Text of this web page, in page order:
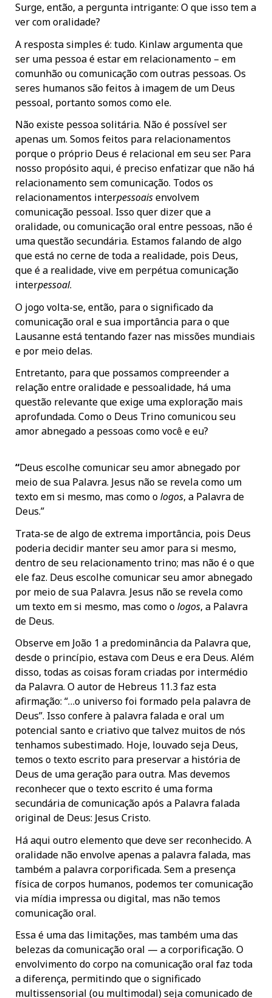
Surge, então, a pergunta intrigante: O que isso tem a
ver com oralidade?
A resposta simples é: tudo. Kinlaw argumenta que
ser uma pessoa é estar em relacionamento – em
comunhão ou comunicação com outras pessoas. Os
seres humanos são feitos à imagem de um Deus
pessoal, portanto somos como ele.
Não existe pessoa solitária. Não é possível ser
apenas um. Somos feitos para relacionamentos
porque o próprio Deus é relacional em seu ser. Para
nosso propósito aqui, é preciso enfatizar que não há
relacionamento sem comunicação. Todos os
relacionamentos interpessoaisenvolvem
comunicação pessoal. Isso quer dizer que a
oralidade, ou comunicação oral entre pessoas, não é
uma questão secundária. Estamos falando de algo
que está no cerne de toda a realidade, pois Deus,
que é a realidade, vive em perpétua comunicação
interpessoal.
O jogo volta-se, então, para o significado da
comunicação oral e sua importância para o que
Lausanne está tentando fazer nas missões mundiais
e por meio delas.
Entretanto, para que possamos compreender a
relação entre oralidade e pessoalidade, há uma
questão relevante que exige uma exploração mais
aprofundada. Como o Deus Trino comunicou seu
amor abnegado a pessoas como você e eu?
“Deus escolhe comunicar seu amor abnegado por
meio de sua Palavra. Jesus não se revela como um
texto em si mesmo, mas como ologos, a Palavra de
Deus.”
Trata-se de algo de extrema importância, pois Deus
poderia decidir manter seu amor para si mesmo,
dentro de seu relacionamento trino; mas não é o que
ele faz. Deus escolhe comunicar seu amor abnegado
por meio de sua Palavra. Jesus não se revela como
um texto em si mesmo, mas como ologos, a Palavra
de Deus.
Observe em João 1 a predominância da Palavra que,
desde o princípio, estava com Deus e era Deus. Além
disso, todas as coisas foram criadas por intermédio
da Palavra. O autor de Hebreus 11.3 faz esta
afirmação: “…o universo foi formado pela palavra de
Deus”. Isso confere à palavra falada e oral um
potencial santo e criativo que talvez muitos de nós
tenhamos subestimado. Hoje, louvado seja Deus,
temos o texto escrito para preservar a história de
Deus de uma geração para outra. Mas devemos
reconhecer que o texto escrito é uma forma
secundária de comunicação após a Palavra falada
original de Deus: Jesus Cristo.
Há aqui outro elemento que deve ser reconhecido. A
oralidade não envolve apenas a palavra falada, mas
também a palavra corporificada. Sem a presença
física de corpos humanos, podemos ter comunicação
via mídia impressa ou digital, mas não temos
comunicação oral.
Essa é uma das limitações, mas também uma das
belezas da comunicação oral — a corporificação. O
envolvimento do corpo na comunicação oral faz toda
a diferença, permitindo que o significado
multissensorial (ou multimodal) seja comunicado de